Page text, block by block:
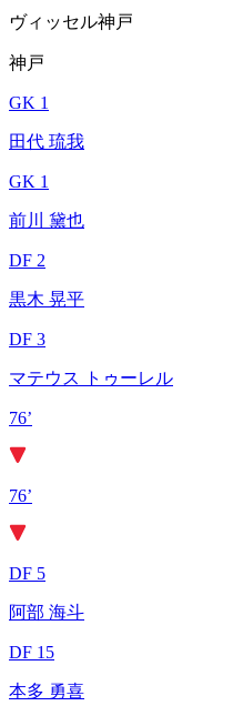
ヴィッセル神戸
神戸
GK 1
田代 琉我
GK 1
前川 黛也
DF 2
黒木 晃平
DF 3
マテウス トゥーレル
76’
76’
DF 5
阿部 海斗
DF 15
本多 勇喜